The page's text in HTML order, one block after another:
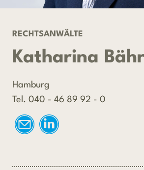
RECHTSANWÄLTE
Katharina
Hamburg
Tel. 040 - 46 89 92 - 0